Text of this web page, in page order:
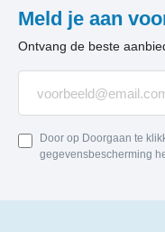
Meld je aan
Ontvang de beste
Door op Doorgaan te
gegevensbescherming